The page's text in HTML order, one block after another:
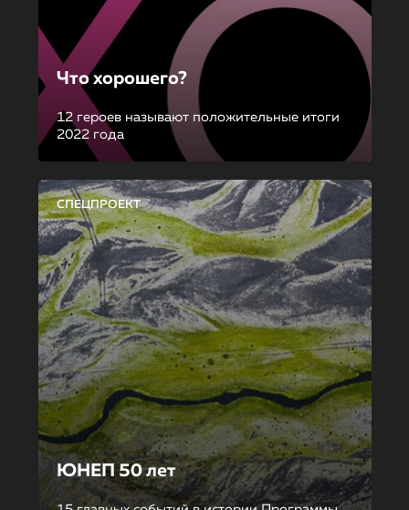
Что хорошего?
12 героев называют положительные итоги
2022 года
СПЕЦПРОЕКТ
ЮНЕП 50 лет